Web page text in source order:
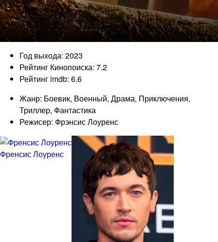
Год выхода: 2023
Рейтинг Кинопоиска: 7.2
Рейтинг imdb: 6.6
Жанр: Боевик, Военный, Драма, Приключения,
Триллер, Фантастика
Режисер: Фрэнсис Лоуренс
Френсис Лоуренс